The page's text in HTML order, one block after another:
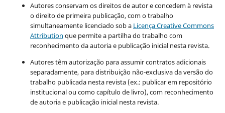
Autores conservam os direitos de autor e concedem à revista
o direito de primeira publicação, com o trabalho
simultaneamente licenciado sob a Licença Creative Commons
Attribution que permite a partilha do trabalho com
reconhecimento da autoria e publicação inicial nesta revista.
Autores têm autorização para assumir contratos adicionais
separadamente, para distribuição não-exclusiva da versão do
trabalho publicada nesta revista (ex.: publicar em repositório
institucional ou como capítulo de livro), com reconhecimento
de autoria e publicação inicial nesta revista.